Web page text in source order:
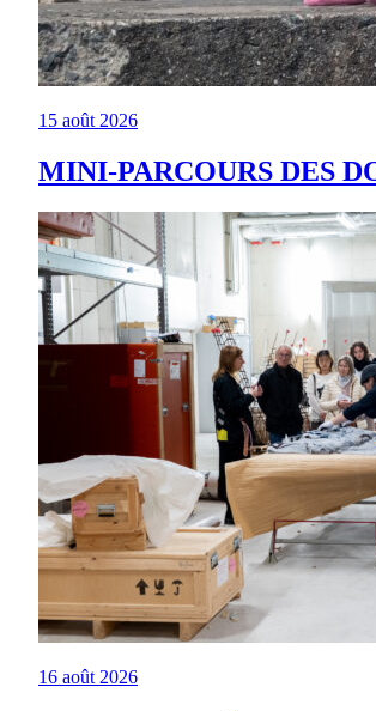
15 août 2026
MINI-PARCOURS DES
16 août 2026